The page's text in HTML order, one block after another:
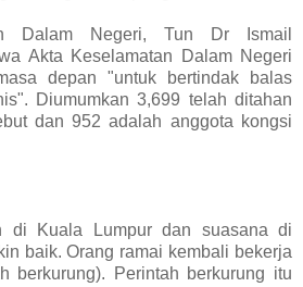
Dalam Negeri, Tun Dr Ismail
Akta Keselamatan Dalam Negeri
depan "untuk bertindak balas
Diumumkan 3,699 telah ditahan
dan 952 adalah anggota kongsi
di Kuala Lumpur dan suasana di
baik. Orang ramai kembali bekerja
berkurung). Perintah berkurung itu